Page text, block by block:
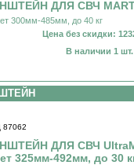
ДЛЯ СВЧ
300мм-485мм, до 40 кг
Цена без скидки:
В наличии 1 шт.
87062
ДЛЯ СВЧ
325мм-492мм, до 30